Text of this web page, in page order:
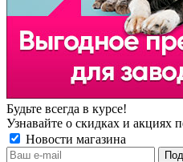
Будьте всегда в курсе!
Узнавайте о скидках и акциях
Новости магазина